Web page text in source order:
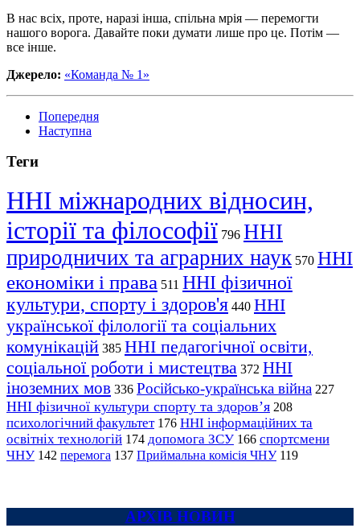
В нас всіх, проте, наразі інша, спільна мрія — перемогти
нашого ворога. Давайте поки думати лише про це. Потім —
все інше.
Джерело: «Команда № 1»
Попередня
Наступна
Теги
ННІ міжнародних відносин,
історії та філософії 796 ННІ
природничих та аграрних наук 570 ННІ
економіки і права 511 ННІ фізичної
культури, спорту і здоров'я 440 ННІ
української філології та соціальних
комунікацій 385 ННІ педагогічної освіти,
соціальної роботи і мистецтва 372 ННІ
іноземних мов 336 Російсько-українська війна 227
ННІ фізичної культури спорту та здоров’я 208
психологічний факультет 176 ННІ інформаційних та
освітніх технологій 174 допомога ЗСУ 166 спортсмени
ЧНУ 142 перемога 137 Приймальна комісія ЧНУ 119
АРХІВ НОВИН